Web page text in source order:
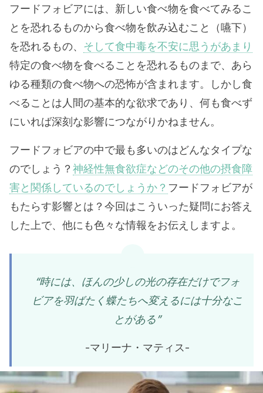
フードフォビアには、新しい食べ物を食べてみるこ
とを恐れるものから食べ物を飲み込むこと（嚥下）
を恐れるもの、 そして食中毒を不安に思うがあまり
特定の食べ物を食べることを恐れるものまで、あら
ゆる種類の食べ物への恐怖が含まれます。しかし食
べることは人間の基本的な欲求であり、何も食べず
にいれば深刻な影響につながりかねません。
フードフォビアの中で最も多いのはどんなタイプな
のでしょう？ 神経性無食欲症などのその他の摂食障
害と関係しているのでしょうか？ フードフォビアが
もたらす影響とは？今回はこういった疑問にお答え
した上で、他にも色々な情報をお伝えしますよ。
“時には、ほんの少しの光の存在だけでフォ
ビアを羽ばたく蝶たちへ変えるには十分なこ
とがある”
-マリーナ・マティス-